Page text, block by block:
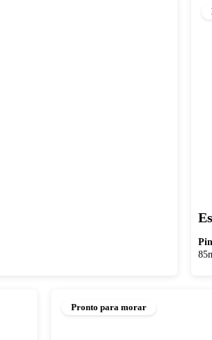
Pronto para morar